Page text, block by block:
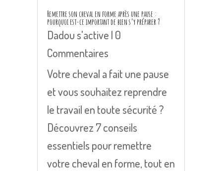
Remettre son cheval en forme après une pause :
pourquoi est-ce important de bien s’y préparer ?
Dadou s'active | 0
Commentaires
Votre cheval a fait une pause
et vous souhaitez reprendre
le travail en toute sécurité ?
Découvrez 7 conseils
essentiels pour remettre
votre cheval en forme, tout en